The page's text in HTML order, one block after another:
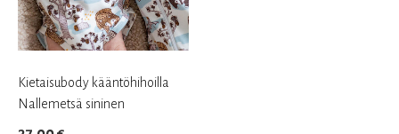
sivulla.
Kietaisubody kääntöhihoilla
Nallemetsä sininen